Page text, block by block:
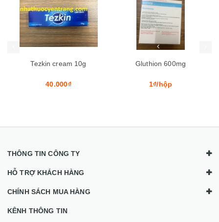
Tezkin cream 10g
40.000₫
Gluthion 600mg
1₫/hộp
Mua hàng
THÔNG TIN CÔNG TY
HỖ TRỢ KHÁCH HÀNG
CHÍNH SÁCH MUA HÀNG
KÊNH THÔNG TIN